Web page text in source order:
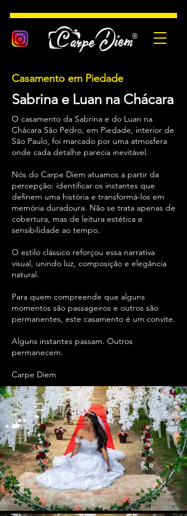
Casamento em Piedade
Sabrina e Luan na Chácara
O casamento da Sabrina e do Luan na
Chácara São Pedro, em Piedade, interior de
São Paulo, foi marcado por uma atmosfera
onde cada detalhe parecia inevitável.
Nós do Carpe Diem atuamos a partir da
percepção: identificar os instantes que
definem uma história e transformá-los em
memória duradoura. Não se trata apenas de
cobertura, mas de leitura estética e
sensibilidade ao tempo.
O estilo clássico reforçou essa narrativa
visual, unindo luz, composição e elegância
natural.
Para quem compreende que alguns
momentos são passageiros e outros são
permanentes, este casamento é um convite.
Alguns instantes passam. Outros
permanecem.
Carpe Diem